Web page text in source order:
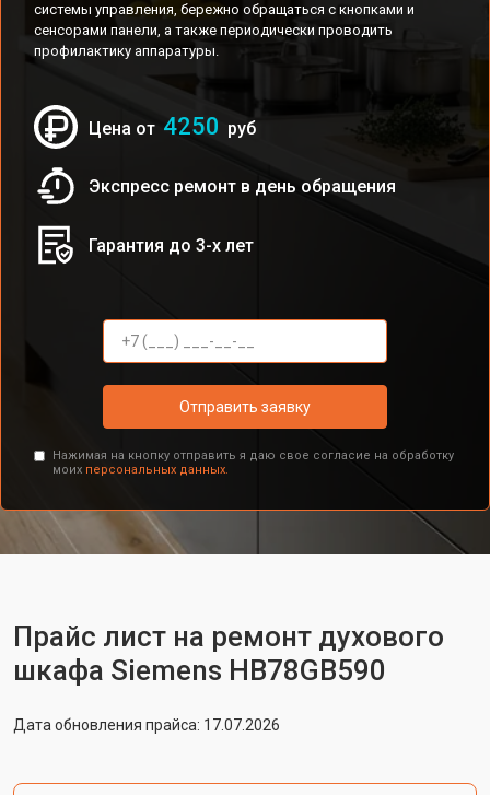
системы управления, бережно обращаться с кнопками и
сенсорами панели, а также периодически проводить
профилактику аппаратуры.
Цена от 4250 руб
Экспресс ремонт в день обращения
Гарантия до 3-х лет
Отправить заявку
Нажимая на кнопку отправить я даю свое согласие на обработку
моих персональных данных.
Прайс лист на ремонт духового
шкафа Siemens HB78GB590
Дата обновления прайса: 17.07.2026